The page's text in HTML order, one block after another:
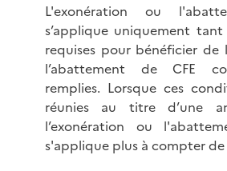
L'exonération ou
s’applique uniquement
requises pour bénéficier de
l’abattement de CFE
remplies. Lorsque ces
réunies au titre d’une
l’exonération ou
s'applique plus à compter